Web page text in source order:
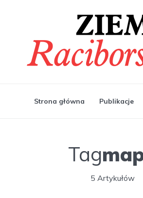
Strona główna Publikacje
Tag
5 Artykułów